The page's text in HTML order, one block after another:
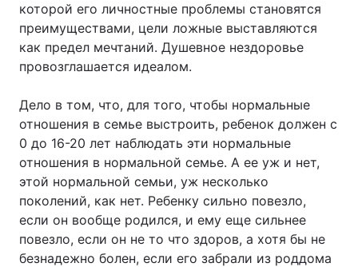
которой его личностные проблемы становятся
преимуществами, цели ложные выставляются
как предел мечтаний. Душевное нездоровье
провозглашается идеалом.
Дело в том, что, для того, чтобы нормальные
отношения в семье выстроить, ребенок должен с
0 до 16-20 лет наблюдать эти нормальные
отношения в нормальной семье. А ее уж и нет,
этой нормальной семьи, уж несколько
поколений, как нет. Ребенку сильно повезло,
если он вообще родился, и ему еще сильнее
повезло, если он не то что здоров, а хотя бы не
безнадежно болен, если его забрали из роддома